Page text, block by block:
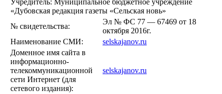
«Дубовская редакция газеты «Сельская новь»
№ свидетельства:
Эл № ФС 77 — 67469 от 18
октября 2016г.
Наименование СМИ:
selskajanov.ru
Доменное имя сайта в
информационно-
телекоммуникационной
сети Интернет (для
сетевого издания):
selskajanov.ru